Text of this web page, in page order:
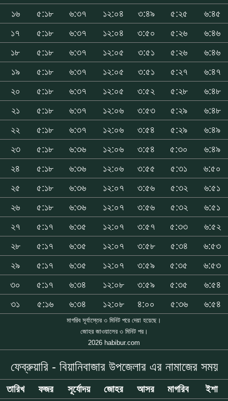
১৬
৫:১৮ ৬:৩৭ ১২:০৪ ৩:৪৯ ৫:২৫
৬:৪৫
১৭
৫:১৮ ৬:৩৭ ১২:০৪ ৩:৫০ ৫:২৬
৬:৪৬
১৮
৫:১৮ ৬:৩৭ ১২:০৫ ৩:৫১ ৫:২৬
৬:৪৬
১৯
৫:১৮ ৬:৩৭ ১২:০৫ ৩:৫১ ৫:২৭
৬:৪৭
২০
৫:১৮ ৬:৩৭ ১২:০৫ ৩:৫২ ৫:২৮
৬:৪৮
২১
৫:১৮ ৬:৩৭ ১২:০৬ ৩:৫৩ ৫:২৯
৬:৪৮
২২
৫:১৮ ৬:৩৭ ১২:০৬ ৩:৫৪ ৫:২৯
৬:৪৯
২৩
৫:১৮ ৬:৩৬ ১২:০৬ ৩:৫৪ ৫:৩০
৬:৪৯
২৪
৫:১৮ ৬:৩৬ ১২:০৬ ৩:৫৫ ৫:৩১
৬:৫০
২৫
৫:১৮ ৬:৩৬ ১২:০৭ ৩:৫৬ ৫:৩২
৬:৫১
২৬
৫:১৮ ৬:৩৬ ১২:০৭ ৩:৫৬ ৫:৩২
৬:৫১
২৭
৫:১৭ ৬:৩৫ ১২:০৭ ৩:৫৭ ৫:৩৩
৬:৫২
২৮
৫:১৭ ৬:৩৫ ১২:০৭ ৩:৫৮ ৫:৩৪
৬:৫৩
২৯
৫:১৭ ৬:৩৫ ১২:০৭ ৩:৫৯ ৫:৩৫
৬:৫৩
৩০
৫:১৭ ৬:৩৪ ১২:০৮ ৩:৫৯ ৫:৩৫
৬:৫৪
৩১
৫:১৬ ৬:৩৪ ১২:০৮ ৪:০০ ৫:৩৬ ৬:৫৪
মাগরিব সূর্যাস্তের ৩ মিনিট পরে দেয়া হয়েছে।
জোহর জাওয়ালের ৩ মিনিট পর।
2026 habibur.com
ফেব্রুয়ারি - বিয়ানিবাজার উপজেলার এর নামাজের সময়
তারিখ ফজর সূর্যোদয় জোহর আসর মাগরিব
ইশা